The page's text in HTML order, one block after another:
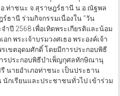
.ท่าชนะ จ.สุราษฎร์ธานี น.อ.ณัฐพล
ธานี ร่วมกิจกรรมเนื่องใน “วัน
ำปี 2568 เพื่อเทิดพระเกียรติและน้อม
ก พระเจ้าบรมวงศเธอ พระองค์เจ้า
เขตอุดมศักดิ์ โดยมีการประกอบพิธี
รประกอบพิธีบำเพ็ญกุศลทักษิณานุ
นายอำเภอท่าชนะ เป็นประธาน
กเรียนและประชาชนทั่วไป เข้าร่วม